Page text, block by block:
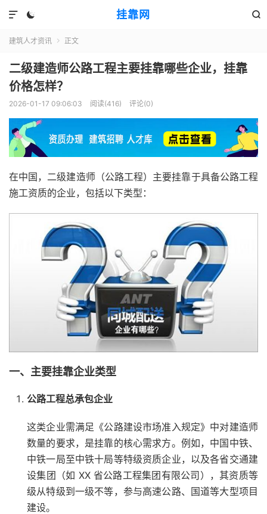
挂靠网 


建筑人才资讯  正文
二级建造师公路工程主要挂靠哪些企业，挂靠
价格怎样？
2026-01-17 09:06:03 阅读(416) 评论(0)
在中国，二级建造师（公路工程）主要挂靠于具备公路工程
施工资质的企业，包括以下类型：
一、主要挂靠企业类型
公路工程总承包企业
这类企业需满足《公路建设市场准入规定》中对建造师
数量的要求，是挂靠的核心需求方。例如，中国中铁、
中铁一局至中铁十局等特级资质企业，以及各省交通建
设集团（如 XX 省公路工程集团有限公司），其资质等
级从特级到一级不等，参与高速公路、国道等大型项目
建设。